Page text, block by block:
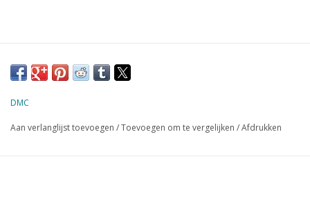
DMC
Aan verlanglijst toevoegen /Toevoegen om te vergelijken /Afdrukken